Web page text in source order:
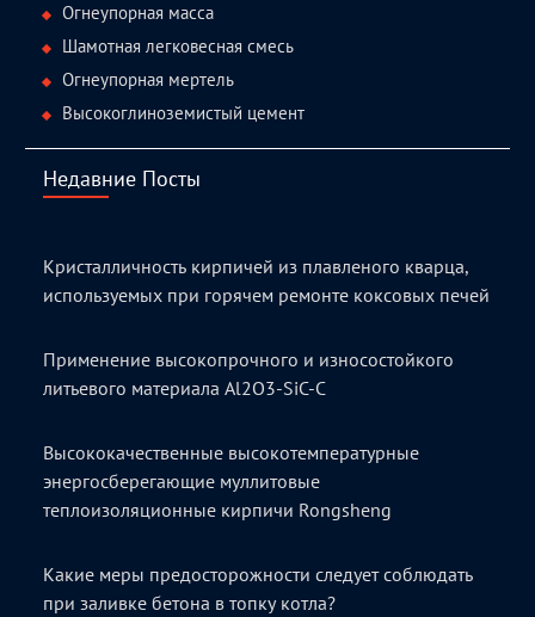
Огнеупорная масса
Шамотная легковесная смесь
Огнеупорная мертель
Высокоглиноземистый цемент
Недавние Посты
Кристалличность кирпичей из плавленого кварца,
используемых при горячем ремонте коксовых печей
Применение высокопрочного и износостойкого
литьевого материала Al2O3-SiC-C
Высококачественные высокотемпературные
энергосберегающие муллитовые
теплоизоляционные кирпичи Rongsheng
Какие меры предосторожности следует соблюдать
при заливке бетона в топку котла?